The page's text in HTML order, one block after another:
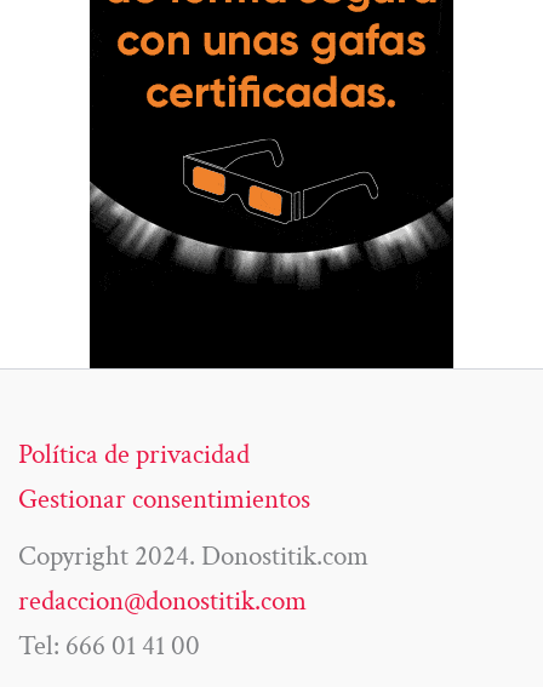
Política de privacidad
Gestionar consentimientos
Copyright 2024. Donostitik.com
redaccion@donostitik.com
Tel: 666 01 41 00